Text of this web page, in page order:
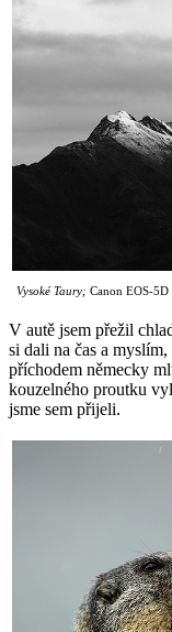
Vysoké Taury; Canon EOS-
V autě jsem přežil
si dali na čas a
příchodem německy
kouzelného proutku
jsme sem přijeli.